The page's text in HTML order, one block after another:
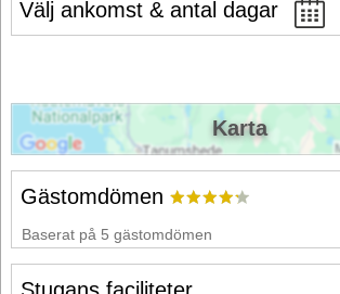
Välj ankomst & antal dagar
Gästomdömen
Baserat på 5 gästomdömen
Karta